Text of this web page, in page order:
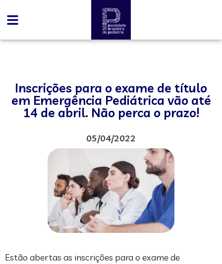
Inscrições para o exame de título
em Emergência Pediátrica vão até
14 de abril. Não perca o prazo!
05/04/2022
Estão abertas as inscrições para o exame de